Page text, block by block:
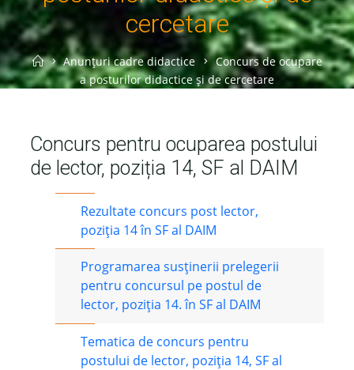
cercetare
HomeAnunțuri cadre didactice
Concurs de ocupare
a posturilor didactice și de cercetare
Concurs pentru ocuparea postului
de lector, poziția 14, SF al DAIM
Rezultate concurs post lector,
poziția 14 în SF al DAIM
Programarea susținerii prelegerii
pentru concursul pe postul de
lector, poziția 14. în SF al DAIM
Tematica de concurs pentru
postului de lector, poziția 14, SF al